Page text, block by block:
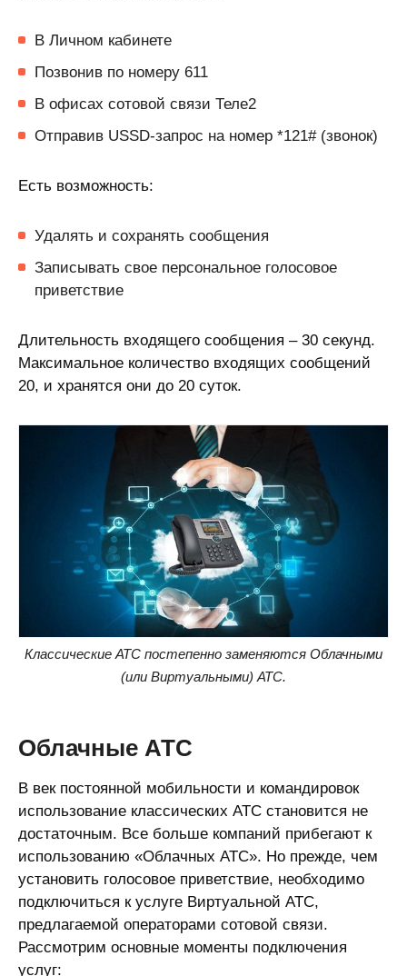
В Личном кабинете
Позвонив по номеру 611
В офисах сотовой связи Теле2
Отправив USSD-запрос на номер *121# (звонок)
Есть возможность:
Удалять и сохранять сообщения
Записывать свое персональное голосовое
приветствие
Длительность входящего сообщения – 30 секунд.
Максимальное количество входящих сообщений
20, и хранятся они до 20 суток.
Классические АТС постепенно заменяются Облачными
(или Виртуальными) АТС.
Облачные АТС
В век постоянной мобильности и командировок
использование классических АТС становится не
достаточным. Все больше компаний прибегают к
использованию «Облачных АТС». Но прежде, чем
установить голосовое приветствие, необходимо
подключиться к услуге Виртуальной АТС,
предлагаемой операторами сотовой связи.
Рассмотрим основные моменты подключения
услуг: